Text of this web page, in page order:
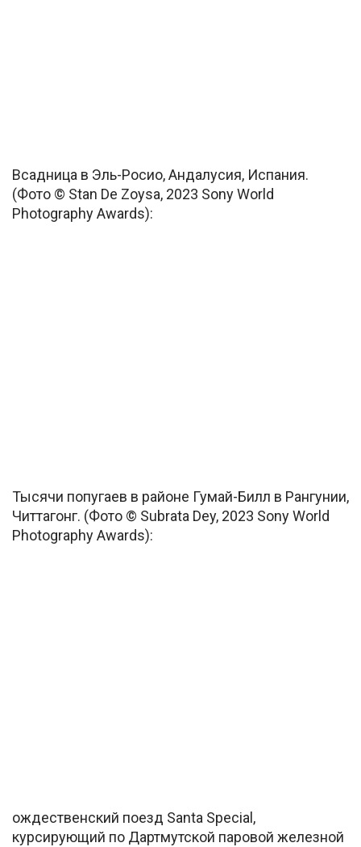
Всадница в Эль-Росио, Андалусия, Испания.
(Фото © Stan De Zoysa, 2023 Sony World
Photography Awards):
Тысячи попугаев в районе Гумай-Билл в Рангунии,
Читтагонг. (Фото © Subrata Dey, 2023 Sony World
Photography Awards):
ождественский поезд Santa Special,
курсирующий по Дартмутской паровой железной